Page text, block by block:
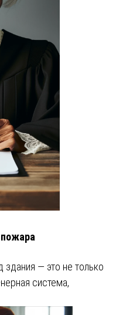
— это не только
система,